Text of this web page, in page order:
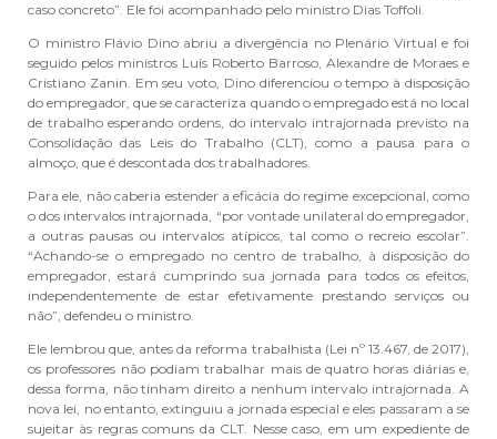
caso concreto”. Ele foi acompanhado pelo ministro Dias Toffoli.
O ministro Flávio Dino abriu a divergência no Plenário Virtual e foi
seguido pelos ministros Luís Roberto Barroso, Alexandre de Moraes e
Cristiano Zanin. Em seu voto, Dino diferenciou o tempo à disposição
do empregador, que se caracteriza quando o empregado está no local
de trabalho esperando ordens, do intervalo intrajornada previsto na
Consolidação das Leis do Trabalho (CLT), como a pausa para o
almoço, que é descontada dos trabalhadores.
Para ele, não caberia estender a eficácia do regime excepcional, como
o dos intervalos intrajornada, “por vontade unilateral do empregador,
a outras pausas ou intervalos atípicos, tal como o recreio escolar”.
“Achando-se o empregado no centro de trabalho, à disposição do
empregador, estará cumprindo sua jornada para todos os efeitos,
independentemente de estar efetivamente prestando serviços ou
não”, defendeu o ministro.
Ele lembrou que, antes da reforma trabalhista (Lei nº 13.467, de 2017),
os professores não podiam trabalhar mais de quatro horas diárias e,
dessa forma, não tinham direito a nenhum intervalo intrajornada. A
nova lei, no entanto, extinguiu a jornada especial e eles passaram a se
sujeitar às regras comuns da CLT. Nesse caso, em um expediente de